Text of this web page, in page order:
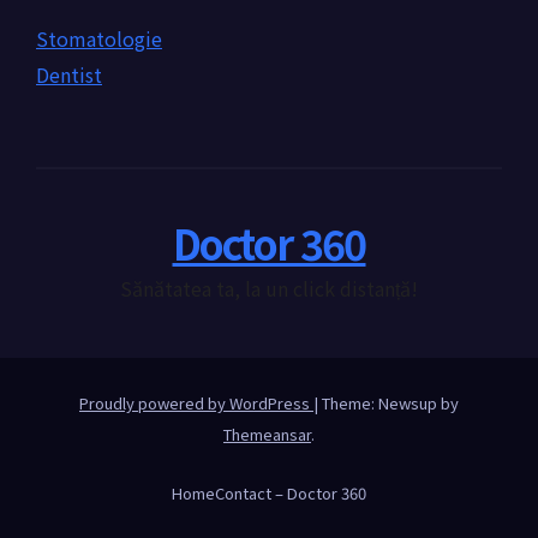
Stomatologie
Dentist
Doctor 360
Proudly powered by WordPress | Theme: Newsup by
Themeansar.
HomeContact – Doctor 360